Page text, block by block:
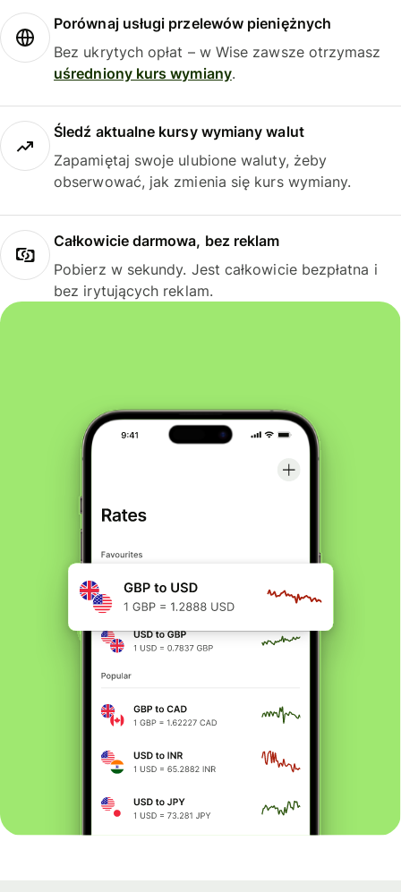
Porównaj usługi przelewów pieniężnych
Bez ukrytych opłat – w Wise zawsze otrzymasz
uśredniony kurs wymiany.
Śledź aktualne kursy wymiany walut
Zapamiętaj swoje ulubione waluty, żeby
obserwować, jak zmienia się kurs wymiany.
Całkowicie darmowa, bez reklam
Pobierz w sekundy. Jest całkowicie bezpłatna i
bez irytujących reklam.